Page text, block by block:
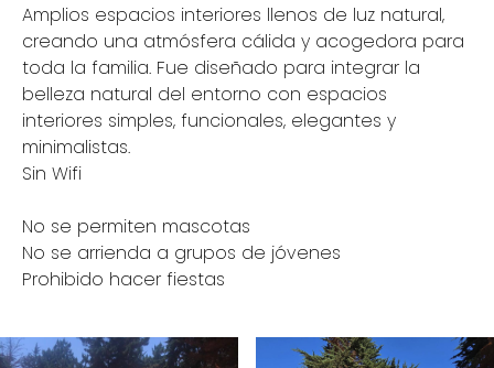
Amplios espacios interiores llenos de luz natural,
creando una atmósfera cálida y acogedora para
toda la familia. Fue diseñado para integrar la
belleza natural del entorno con espacios
interiores simples, funcionales, elegantes y
minimalistas.
Sin Wifi
No se permiten mascotas
No se arrienda a grupos de jóvenes
Prohibido hacer fiestas